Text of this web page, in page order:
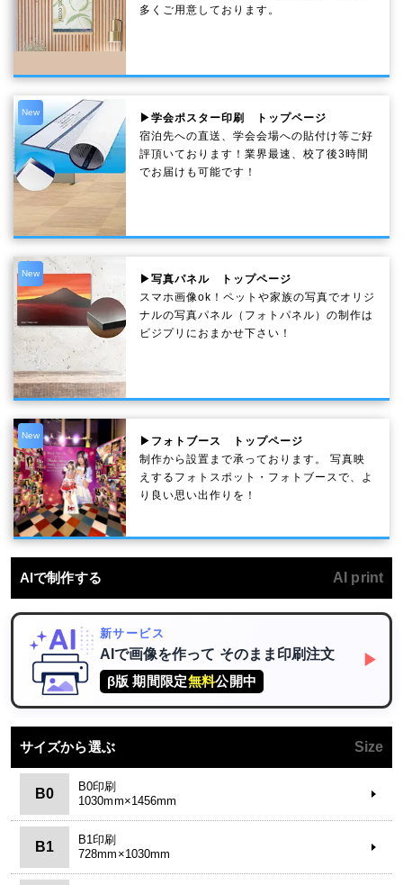
多くご用意しております。
New
▶学会ポスター印刷 トップページ
宿泊先への直送、学会会場への貼付け等ご好
評頂いております！業界最速、校了後3時間
でお届けも可能です！
New
▶写真パネル トップページ
スマホ画像ok！ペットや家族の写真でオリジ
ナルの写真パネル（フォトパネル）の制作は
ビジプリにおまかせ下さい！
New
▶フォトブース トップページ
制作から設置まで承っております。 写真映
えするフォトスポット・フォトブースで、よ
り良い思い出作りを！
AIで制作する AI print
新サービス
AIで画像を作って そのまま印刷注文
β版 期間限定無料公開中
▶
サイズから選ぶ Size
B0
B0印刷
1030mm×1456mm
B1
B1印刷
728mm×1030mm